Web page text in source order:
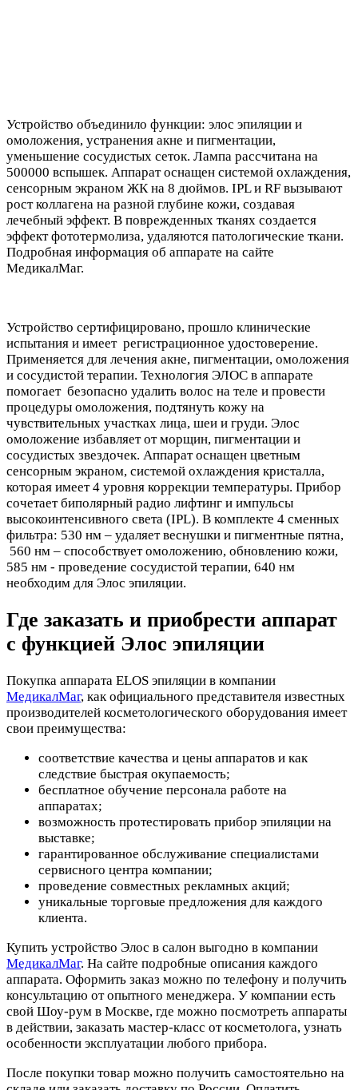
Устройство объединило функции: элос эпиляции и
омоложения, устранения акне и пигментации,
уменьшение сосудистых сеток. Лампа рассчитана на
500000 вспышек. Аппарат оснащен системой охлаждения,
сенсорным экраном ЖК на 8 дюймов. IPL и RF вызывают
рост коллагена на разной глубине кожи, создавая
лечебный эффект. В поврежденных тканях создается
эффект фототермолиза, удаляются патологические ткани.
Подробная информация об аппарате на сайте
МедикалМаг.
Устройство сертифицировано, прошло клинические
испытания и имеет регистрационное удостоверение.
Применяется для лечения акне, пигментации, омоложения
и сосудистой терапии. Технология ЭЛОС в аппарате
помогает безопасно удалить волос на теле и провести
процедуры омоложения, подтянуть кожу на
чувствительных участках лица, шеи и груди. Элос
омоложение избавляет от морщин, пигментации и
сосудистых звездочек. Аппарат оснащен цветным
сенсорным экраном, системой охлаждения кристалла,
которая имеет 4 уровня коррекции температуры. Прибор
сочетает биполярный радио лифтинг и импульсы
высокоинтенсивного света (IPL). В комплекте 4 сменных
фильтра: 530 нм – удаляет веснушки и пигментные пятна,
560 нм – способствует омоложению, обновлению кожи,
585 нм - проведение сосудистой терапии, 640 нм
необходим для Элос эпиляции.
Где заказать и приобрести аппарат
с функцией Элос эпиляции
Покупка аппарата ELOS эпиляции в компании
МедикалМаг, как официального представителя известных
производителей косметологического оборудования имеет
свои преимущества:
соответствие качества и цены аппаратов и как
следствие быстрая окупаемость;
бесплатное обучение персонала работе на
аппаратах;
возможность протестировать прибор эпиляции на
выставке;
гарантированное обслуживание специалистами
сервисного центра компании;
проведение совместных рекламных акций;
уникальные торговые предложения для каждого
клиента.
Купить устройство Элос в салон выгодно в компании
МедикалМаг. На сайте подробные описания каждого
аппарата. Оформить заказ можно по телефону и получить
консультацию от опытного менеджера. У компании есть
свой Шоу-рум в Москве, где можно посмотреть аппараты
в действии, заказать мастер-класс от косметолога, узнать
особенности эксплуатации любого прибора.
После покупки товар можно получить самостоятельно на